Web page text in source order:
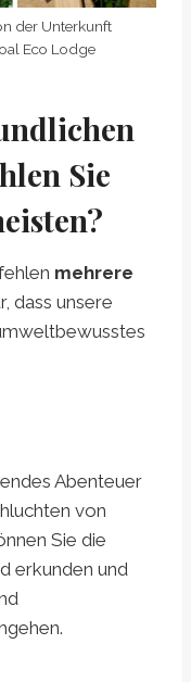
der Unterkunft
Eco Lodge
Sie
mehrere
dass unsere
Abenteuer
von
Sie die
erkunden und